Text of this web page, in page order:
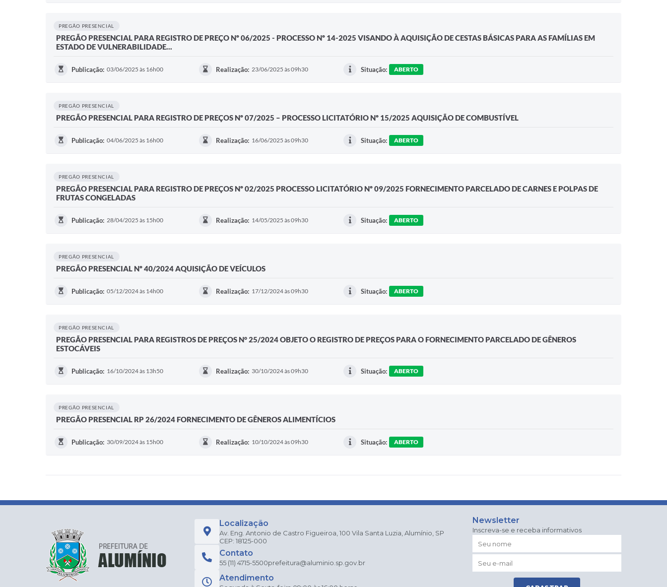
PREGÃO PRESENCIAL
PREGÃO PRESENCIAL PARA REGISTRO DE PREÇO Nº 06/2025 - PROCESSO Nº 14-2025 VISANDO À AQUISIÇÃO DE CESTAS BÁSICAS PARA AS FAMÍLIAS EM
ESTADO DE VULNERABILIDADE...
Publicação: 03/06/2025 às 16h00 Realização: 23/06/2025 às 09h30 Situação: ABERTO
PREGÃO PRESENCIAL
PREGÃO PRESENCIAL PARA REGISTRO DE PREÇOS Nº 07/2025 – PROCESSO LICITATÓRIO Nº 15/2025 AQUISIÇÃO DE COMBUSTÍVEL
Publicação: 04/06/2025 às 16h00 Realização: 16/06/2025 às 09h30 Situação: ABERTO
PREGÃO PRESENCIAL
PREGÃO PRESENCIAL PARA REGISTRO DE PREÇOS Nº 02/2025 PROCESSO LICITATÓRIO Nº 09/2025 FORNECIMENTO PARCELADO DE CARNES E POLPAS DE
FRUTAS CONGELADAS
Publicação: 28/04/2025 às 15h00 Realização: 14/05/2025 às 09h30 Situação: ABERTO
PREGÃO PRESENCIAL
PREGÃO PRESENCIAL Nº 40/2024 AQUISIÇÃO DE VEÍCULOS
Publicação: 05/12/2024 às 14h00 Realização: 17/12/2024 às 09h30 Situação: ABERTO
PREGÃO PRESENCIAL
PREGÃO PRESENCIAL PARA REGISTROS DE PREÇOS N° 25/2024 OBJETO O REGISTRO DE PREÇOS PARA O FORNECIMENTO PARCELADO DE GÊNEROS
ESTOCÁVEIS
Publicação: 16/10/2024 às 13h50 Realização: 30/10/2024 às 09h30 Situação: ABERTO
PREGÃO PRESENCIAL
PREGÃO PRESENCIAL RP 26/2024 FORNECIMENTO DE GÊNEROS ALIMENTÍCIOS
Publicação: 30/09/2024 às 15h00 Realização: 10/10/2024 às 09h30 Situação: ABERTO
Localização
Av. Eng. Antonio de Castro Figueiroa, 100 Vila Santa Luzia, Alumínio, SP
CEP: 18125-000
Contato
55 (11) 4715-5500prefeitura@aluminio.sp.gov.br
Atendimento
Newsletter
Inscreva-se e receba informativos